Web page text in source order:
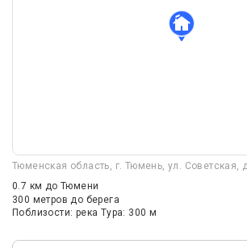
Тюменская область, г. Тюмень, ул. Советская,
0.7 км до Тюмени
300 метров до берега
Поблизости: река Тура: 300 м